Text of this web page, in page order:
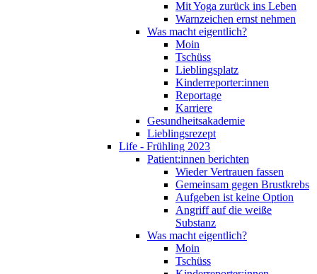
Mit Yoga zurück ins Leben
Warnzeichen ernst nehmen
Was macht eigentlich?
Moin
Tschüss
Lieblingsplatz
Kinderreporter:innen
Reportage
Karriere
Gesundheitsakademie
Lieblingsrezept
Life - Frühling 2023
Patient:innen berichten
Wieder Vertrauen fassen
Gemeinsam gegen Brustkrebs
Aufgeben ist keine Option
Angriff auf die weiße
Substanz
Was macht eigentlich?
Moin
Tschüss